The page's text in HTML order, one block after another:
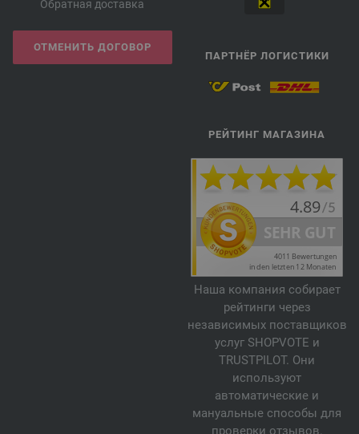
Обратная доставка
ОТМЕНИТЬ ДОГОВОР
ПАРТНЁР ЛОГИСТИКИ
РЕЙТИНГ МАГАЗИНА
Наша компания собирает
рейтинги через
независимых поставщиков
услуг SHOPVOTE и
TRUSTPILOT. Они
используют
автоматические и
мануальные способы для
проверки отзывов.